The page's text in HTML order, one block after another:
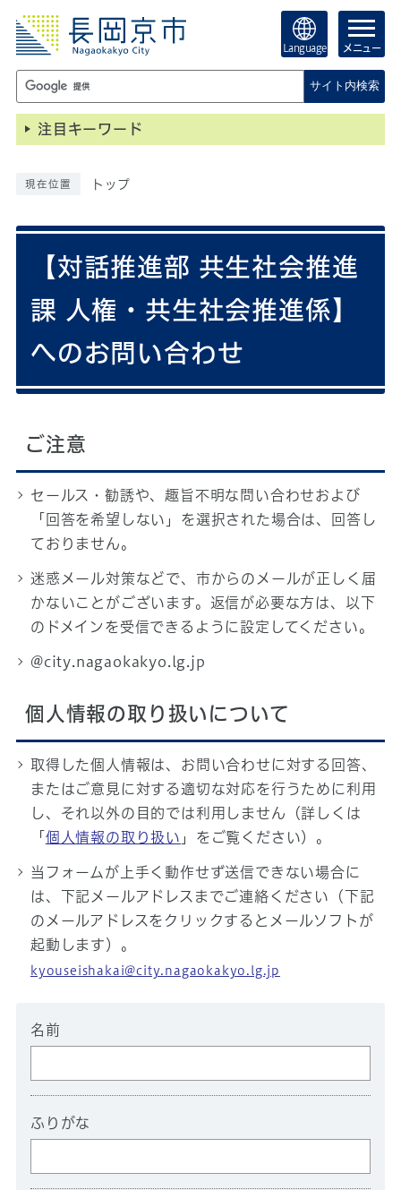
Language メニュー
サイト内検索
注目キーワード
現在位置 トップ
【対話推進部 共生社会推進
課 人権・共生社会推進係】
へのお問い合わせ
ご注意
セールス・勧誘や、趣旨不明な問い合わせおよび
「回答を希望しない」を選択された場合は、回答し
ておりません。
迷惑メール対策などで、市からのメールが正しく届
かないことがございます。返信が必要な方は、以下
のドメインを受信できるように設定してください。
@city.nagaokakyo.lg.jp
個人情報の取り扱いについて
取得した個人情報は、お問い合わせに対する回答、
またはご意見に対する適切な対応を行うために利用
し、それ以外の目的では利用しません（詳しくは
「 個人情報の取り扱い 」をご覧ください）。
当フォームが上手く動作せず送信できない場合に
は、下記メールアドレスまでご連絡ください（下記
のメールアドレスをクリックするとメールソフトが
起動します）。
kyouseishakai@city.nagaokakyo.lg.jp
名前
ふりがな